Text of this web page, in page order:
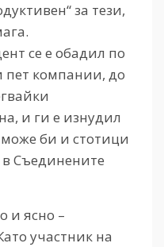
за тези,
се е обадил по
пет компании, до
и ги е изнудил
би и стотици
Съединените
и ясно –
участник на